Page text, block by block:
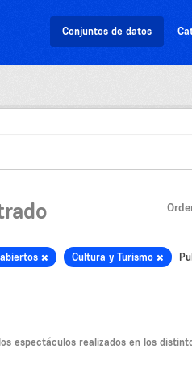
Conjuntos de datos
Cultura y Turismo
espectáculos realizados en los